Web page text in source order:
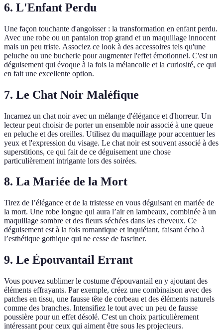
6. L'Enfant Perdu
Une façon touchante d'angoisser : la transformation en enfant perdu.
Avec une robe ou un pantalon trop grand et un maquillage innocent
mais un peu triste. Associez ce look à des accessoires tels qu'une
peluche ou une bucherie pour augmenter l'effet émotionnel. C'est un
déguisement qui évoque à la fois la mélancolie et la curiosité, ce qui
en fait une excellente option.
7. Le Chat Noir Maléfique
Incarnez un chat noir avec un mélange d'élégance et d'horreur. Un
lecteur peut choisir de porter un ensemble noir associé à une queue
en peluche et des oreilles. Utilisez du maquillage pour accentuer les
yeux et l'expression du visage. Le chat noir est souvent associé à des
superstitions, ce qui fait de ce déguisement une chose
particulièrement intrigante lors des soirées.
8. La Mariée de la Mort
Tirez de l’élégance et de la tristesse en vous déguisant en mariée de
la mort. Une robe longue qui aura l’air en lambeaux, combinée à un
maquillage sombre et des fleurs séchées dans les cheveux. Ce
déguisement est à la fois romantique et inquiétant, faisant écho à
l’esthétique gothique qui ne cesse de fasciner.
9. Le Épouvantail Errant
Vous pouvez sublimer le costume d'épouvantail en y ajoutant des
éléments effrayants. Par exemple, créez une combinaison avec des
patches en tissu, une fausse tête de corbeau et des éléments naturels
comme des branches. Intensifiez le tout avec un peu de fausse
poussière pour un effet désolé. C'est un choix particulièrement
intéressant pour ceux qui aiment être sous les projecteurs.